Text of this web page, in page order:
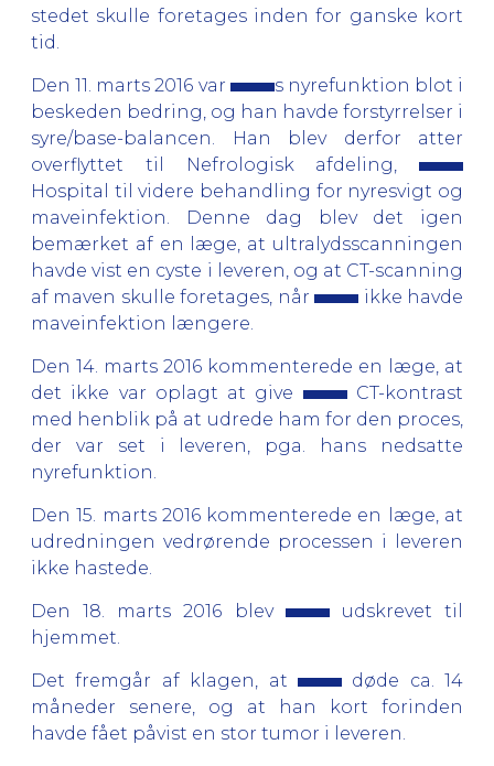
stedet skulle foretages inden for ganske kort
tid.
Den 11. marts 2016 var
s nyrefunktion blot i
beskeden bedring, og han havde forstyrrelser i
syre/base-balancen. Han blev derfor atter
overflyttet til Nefrologisk afdeling,
Hospital til videre behandling for nyresvigt og
maveinfektion. Denne dag blev det igen
bemærket af en læge, at ultralydsscanningen
havde vist en cyste i leveren, og at CT-scanning
af maven skulle foretages, når
ikke havde
maveinfektion længere.
Den 14. marts 2016 kommenterede en læge, at
det ikke var oplagt at give
CT-kontrast
med henblik på at udrede ham for den proces,
der var set i leveren, pga. hans nedsatte
nyrefunktion.
Den 15. marts 2016 kommenterede en læge, at
udredningen vedrørende processen i leveren
ikke hastede.
Den 18. marts 2016 blev
udskrevet til
hjemmet.
Det fremgår af klagen, at
døde ca. 14
måneder senere, og at han kort forinden
havde fået påvist en stor tumor i leveren.